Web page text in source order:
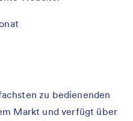
zu bedienenden
Markt und verfügt über